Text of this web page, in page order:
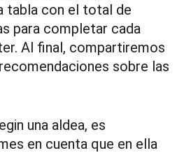
tabla con el total de
para completar cada
Al final, compartiremos
sobre las
una aldea, es
en cuenta que en ella